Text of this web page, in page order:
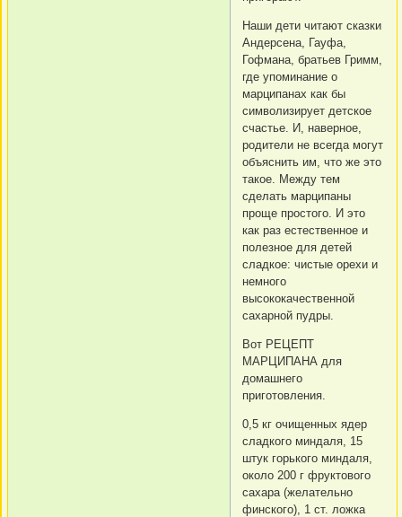
Наши дети читают сказки
Андерсена, Гауфа,
Гофмана, братьев Гримм,
где упоминание о
марципанах как бы
символизирует детское
счастье. И, наверное,
родители не всегда могут
объяснить им, что же это
такое. Между тем
сделать марципаны
проще простого. И это
как раз естественное и
полезное для детей
сладкое: чистые орехи и
немного
высококачественной
сахарной пудры.
Вот РЕЦЕПТ
МАРЦИПАНА для
домашнего
приготовления.
0,5 кг очищенных ядер
сладкого миндаля, 15
штук горького миндаля,
около 200 г фруктового
сахара (желательно
финского), 1 ст. ложка